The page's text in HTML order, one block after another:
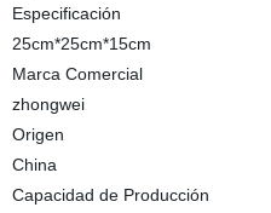
Especificación
25cm*25cm*15cm
Marca Comercial
zhongwei
Origen
China
Capacidad de Producción